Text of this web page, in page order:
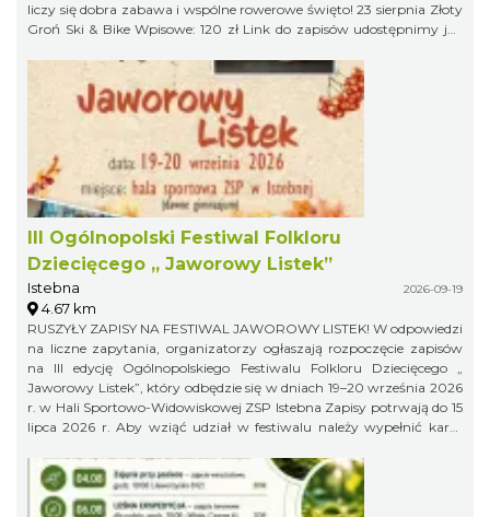
liczy się dobra zabawa i wspólne rowerowe święto! 23 sierpnia Złoty
Groń Ski & Bike Wpisowe: 120 zł Link do zapisów udostępnimy już
III Ogólnopolski Festiwal Folkloru
Dziecięcego „ Jaworowy Listek”
Istebna 2026-09-19
4.67 km
RUSZYŁY ZAPISY NA FESTIWAL JAWOROWY LISTEK! W odpowiedzi
na liczne zapytania, organizatorzy ogłaszają rozpoczęcie zapisów
na III edycję Ogólnopolskiego Festiwalu Folkloru Dziecięcego „
Jaworowy Listek”, który odbędzie się w dniach 19–20 września 2026
r. w Hali Sportowo-Widowiskowej ZSP Istebna Zapisy potrwają do 15
lipca 2026 r. Aby wziąć udział w festiwalu należy wypełnić kartę
jaworowylistek@gmail.com